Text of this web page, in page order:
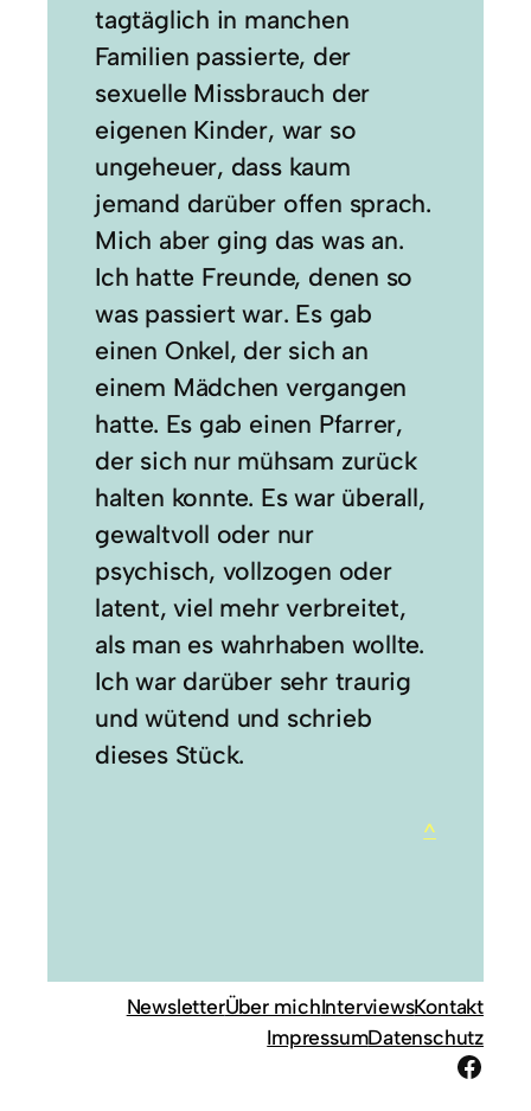
tagtäglich in manchen
Familien passierte, der
sexuelle Missbrauch der
eigenen Kinder, war so
ungeheuer, dass kaum
jemand darüber offen sprach.
Mich aber ging das was an.
Ich hatte Freunde, denen so
was passiert war. Es gab
einen Onkel, der sich an
einem Mädchen vergangen
hatte. Es gab einen Pfarrer,
der sich nur mühsam zurück
halten konnte. Es war überall,
gewaltvoll oder nur
psychisch, vollzogen oder
latent, viel mehr verbreitet,
als man es wahrhaben wollte.
Ich war darüber sehr traurig
und wütend und schrieb
dieses Stück.
^
NewsletterÜber michInterviewsKontakt
ImpressumDatenschutz